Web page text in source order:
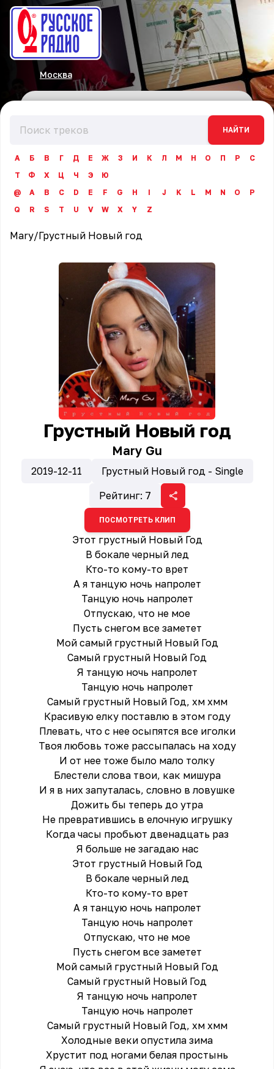
Москва
НАЙТИ
А Б В Г Д Е Ж З И К Л М Н О П Р
С
Т
Ф Х Ц Ч Э
Ю
@
A B C D E F G H I J K L M N O
P
Q
R S T U V W X Y Z
Mary/Грустный Новый год
Грустный Новый год
Mary Gu
2019-12-11
Грустный Новый год - Single
Рейтинг: 7
ПОСМОТРЕТЬ КЛИП
Этот грустный Новый Год
В бокале черный лед
Кто-то кому-то врет
А я танцую ночь напролет
Танцую ночь напролет
Отпускаю, что не мое
Пусть снегом все заметет
Мой самый грустный Новый Год
Самый грустный Новый Год
Я танцую ночь напролет
Танцую ночь напролет
Самый грустный Новый Год, хм хмм
Красивую елку поставлю в этом году
Плевать, что с нее осыпятся все иголки
Твоя любовь тоже рассыпалась на ходу
И от нее тоже было мало толку
Блестели слова твои, как мишура
И я в них запуталась, словно в ловушке
Дожить бы теперь до утра
Не превратившись в елочную игрушку
Когда часы пробьют двенадцать раз
Я больше не загадаю нас
Этот грустный Новый Год
В бокале черный лед
Кто-то кому-то врет
А я танцую ночь напролет
Танцую ночь напролет
Отпускаю, что не мое
Пусть снегом все заметет
Мой самый грустный Новый Год
Самый грустный Новый Год
Я танцую ночь напролет
Танцую ночь напролет
Самый грустный Новый Год, хм хмм
Холодные веки опустила зима
Хрустит под ногами белая простынь